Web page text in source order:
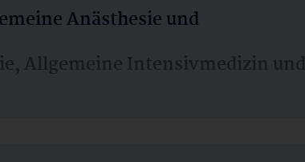
Anästhesie und
Allgemeine Intensivmedizin und